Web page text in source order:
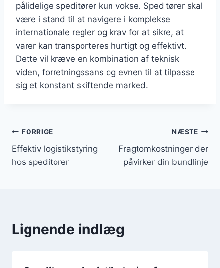
pålidelige speditører kun vokse. Speditører skal
være i stand til at navigere i komplekse
internationale regler og krav for at sikre, at
varer kan transporteres hurtigt og effektivt.
Dette vil kræve en kombination af teknisk
viden, forretningssans og evnen til at tilpasse
sig et konstant skiftende marked.
Indlægsnavigation
FORRIGE
Effektiv logistikstyring
hos speditorer
NÆSTE
Fragtomkostninger der
påvirker din bundlinje
Lignende indlæg